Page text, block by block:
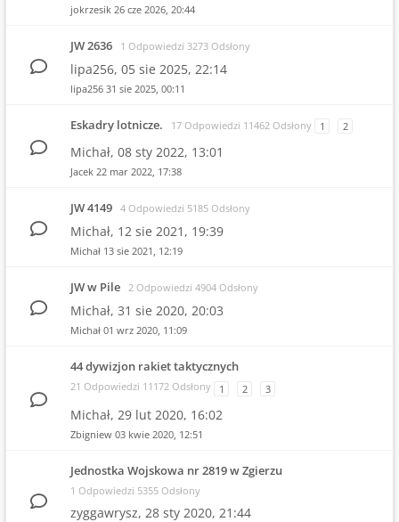
jokrzesik 26 cze 2026, 20:44
JW 2636 1 Odpowiedzi 3273 Odsłony
lipa256, 05 sie 2025, 22:14
lipa256 31 sie 2025, 00:11
Eskadry lotnicze. 17 Odpowiedzi 11462 Odsłony 1 2
Michał, 08 sty 2022, 13:01
Jacek 22 mar 2022, 17:38
JW 4149 4 Odpowiedzi 5185 Odsłony
Michał, 12 sie 2021, 19:39
Michał 13 sie 2021, 12:19
JW w Pile 2 Odpowiedzi 4904 Odsłony
Michał, 31 sie 2020, 20:03
Michał 01 wrz 2020, 11:09
44 dywizjon rakiet taktycznych
21 Odpowiedzi 11172 Odsłony 1 2 3
Michał, 29 lut 2020, 16:02
Zbigniew 03 kwie 2020, 12:51
Jednostka Wojskowa nr 2819 w Zgierzu
1 Odpowiedzi 5355 Odsłony
zyggawrysz, 28 sty 2020, 21:44